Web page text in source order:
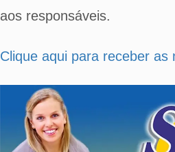
aos responsáveis.
Clique aqui para receber